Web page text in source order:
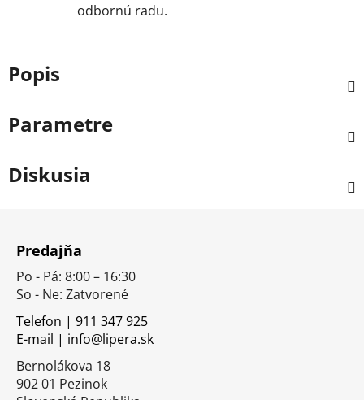
odbornú radu.
Popis
Parametre
Diskusia
Predajňa
Po - Pá: 8:00 – 16:30
So - Ne: Zatvorené
Telefon | 911 347 925
E-mail | info@lipera.sk
Bernolákova 18
902 01 Pezinok